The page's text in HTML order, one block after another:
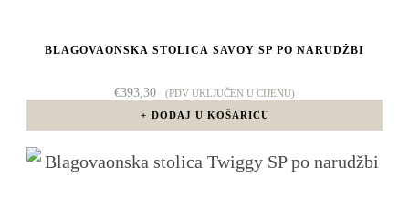
BLAGOVAONSKA STOLICA SAVOY SP PO NARUDŽBI
€393,30
(PDV UKLJUČEN U CIJENU)
DODAJ U KOŠARICU